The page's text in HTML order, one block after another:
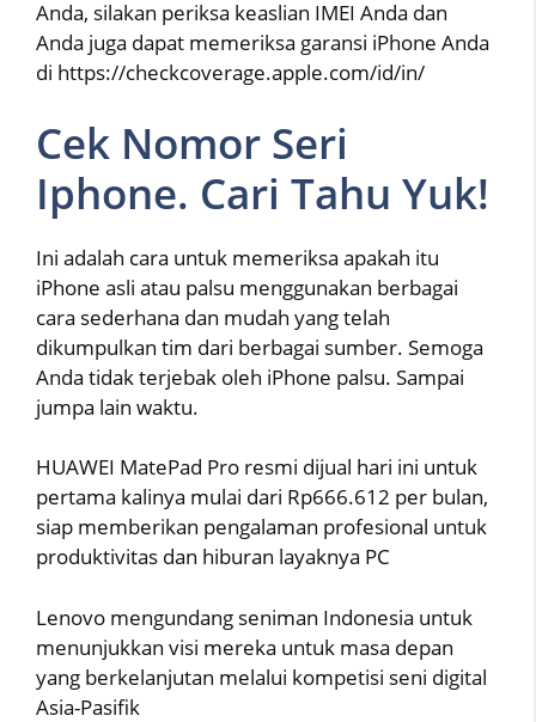
Anda, silakan periksa keaslian IMEI Anda dan
Anda juga dapat memeriksa garansi iPhone Anda
di https://checkcoverage.apple.com/id/in/
Cek Nomor Seri
Iphone. Cari Tahu Yuk!
Ini adalah cara untuk memeriksa apakah itu
iPhone asli atau palsu menggunakan berbagai
cara sederhana dan mudah yang telah
dikumpulkan tim dari berbagai sumber. Semoga
Anda tidak terjebak oleh iPhone palsu. Sampai
jumpa lain waktu.
HUAWEI MatePad Pro resmi dijual hari ini untuk
pertama kalinya mulai dari Rp666.612 per bulan,
siap memberikan pengalaman profesional untuk
produktivitas dan hiburan layaknya PC
Lenovo mengundang seniman Indonesia untuk
menunjukkan visi mereka untuk masa depan
yang berkelanjutan melalui kompetisi seni digital
Asia-Pasifik